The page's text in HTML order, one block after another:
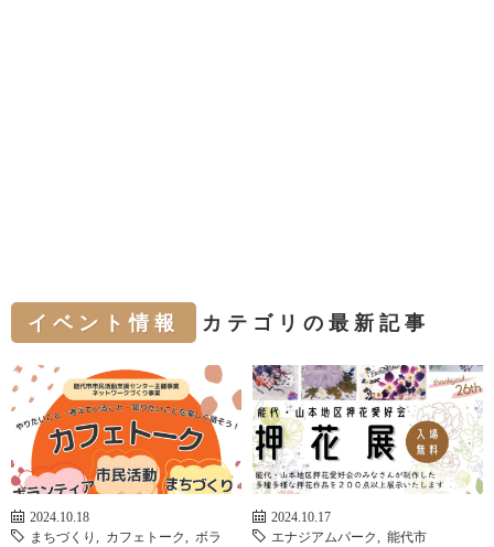
イベント情報 カテゴリの最新記事
2024.10.18
まちづくり
カフェトーク
ボラ
2024.10.17
エナジアムパーク
能代市